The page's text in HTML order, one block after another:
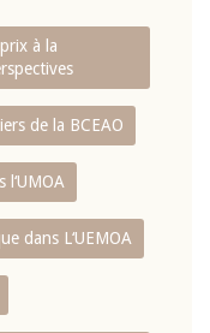
à la
de la BCEAO
dans L‘UEMOA